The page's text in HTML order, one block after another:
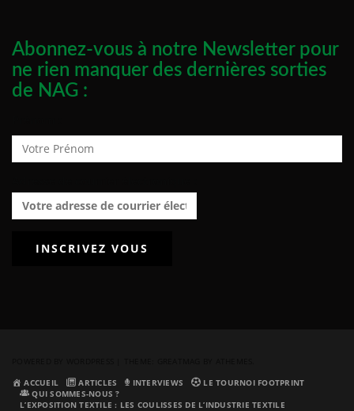
Abonnez-vous à notre Newsletter pour
ne rien manquer des dernières sorties
de NAG :
ACCUEIL
ARTICLES INTERVIEWS
LE TOURNOI FOOTPRINT
QUI SOMMES-NOUS ?
L’EXPOSITION TEXTILE : LES COULISSES DE L’INDUSTRIE TEXTILE